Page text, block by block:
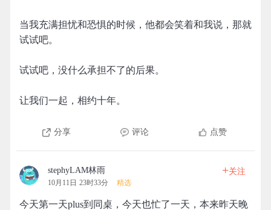
当我充满担忧和恐惧的时候，他都会笑着和我说，那就
试试吧。
试试吧，没什么承担不了的后果。
让我们一起，相约十年。
分享 评论 点赞
stephyLAM林雨
10月11日 23时33分 精选
+关注
今天第一天plus到同桌，今天也忙了一天，本来昨天晚